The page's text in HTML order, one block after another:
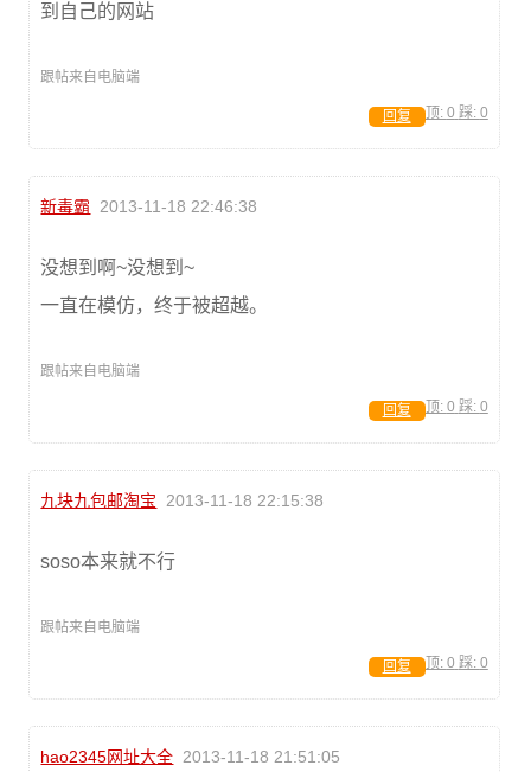
到自己的网站
跟帖来自电脑端
顶: 0 踩: 0
回复
新毒霸 2013-11-18 22:46:38
没想到啊~没想到~
一直在模仿，终于被超越。
跟帖来自电脑端
顶: 0 踩: 0
回复
九块九包邮淘宝 2013-11-18 22:15:38
soso本来就不行
跟帖来自电脑端
顶: 0 踩: 0
回复
hao2345网址大全 2013-11-18 21:51:05